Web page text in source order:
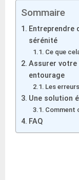
Sommaire
Entreprendre
sérénité
Ce que
Assurer
entourage
Les
Une solution
Comment
FAQ